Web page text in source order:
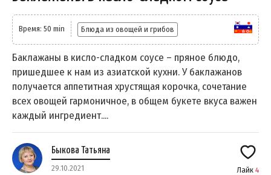
Время: 50 min Блюда из овощей и грибов
Баклажаны в кисло-сладком соусе – пряное блюдо,
пришедшее к нам из азиатской кухни. У баклажанов
получается аппетитная хрустящая корочка, сочетание
всех овощей гармоничное, в общем букете вкуса важен
каждый ингредиент....
Быкова Татьяна
29.10.2021 Лайк 4